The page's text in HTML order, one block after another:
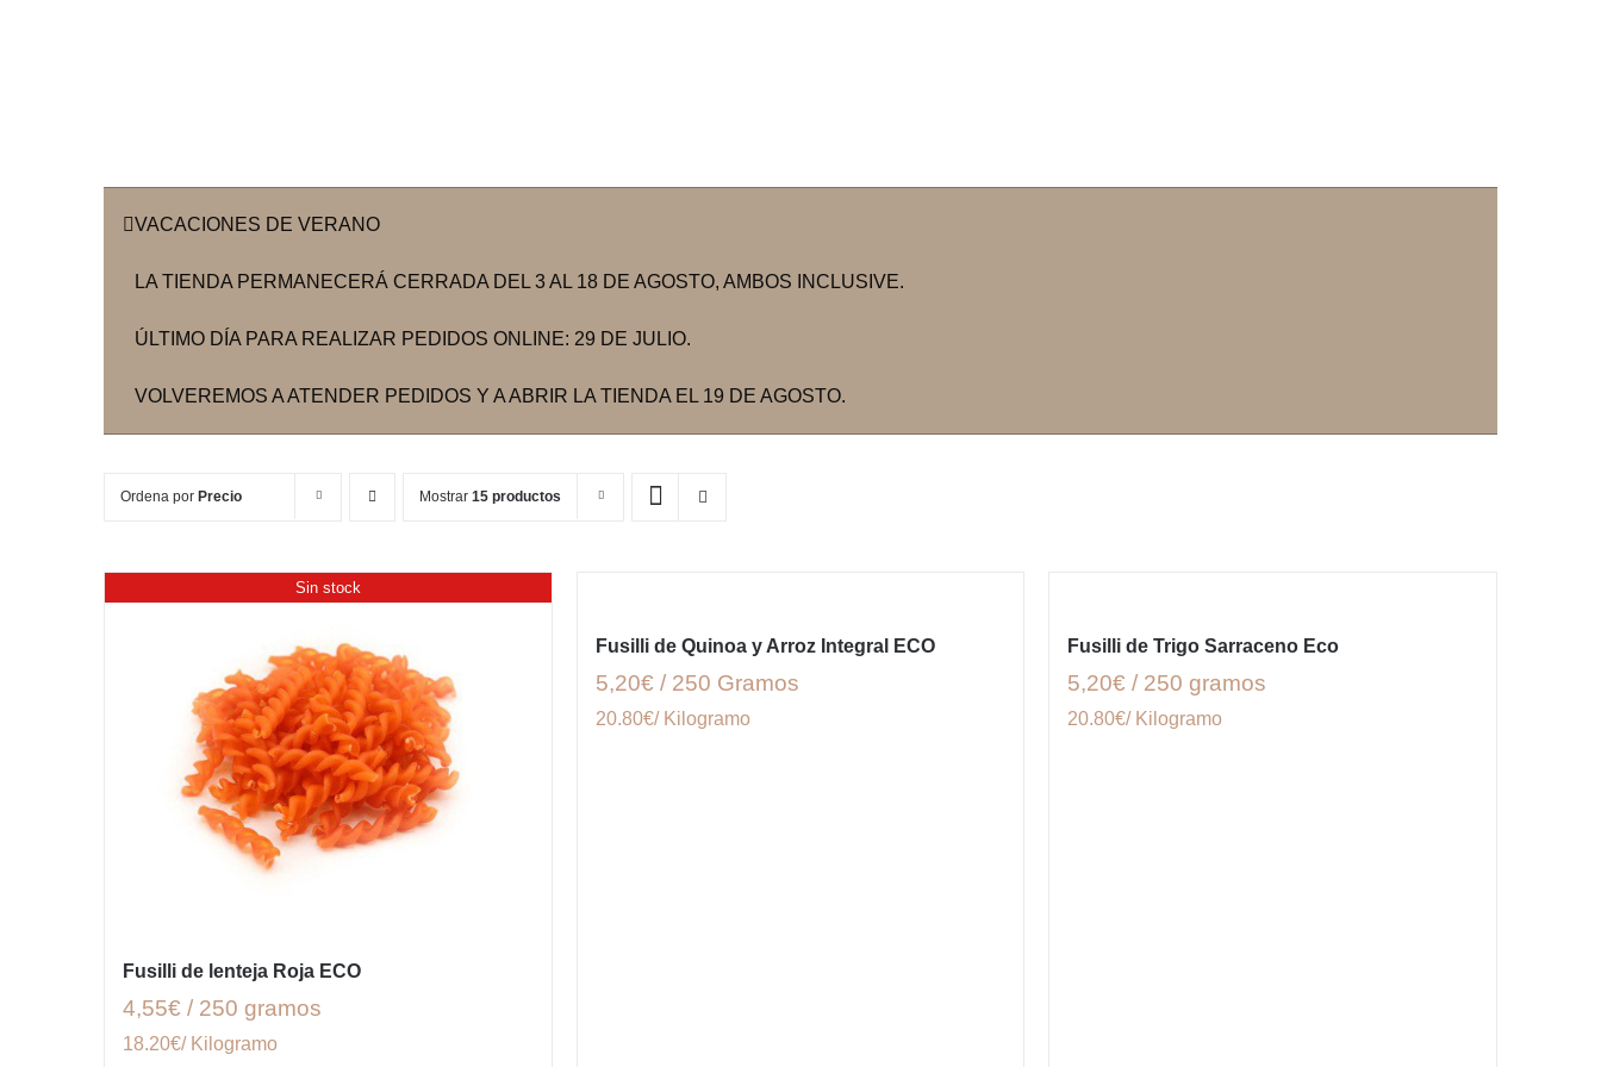
VACACIONES DE VERANO
LA TIENDA PERMANECERÁ CERRADA DEL 3 AL 18 DE AGOSTO, AMBOS INCLUSIVE.
ÚLTIMO DÍA PARA REALIZAR PEDIDOS ONLINE: 29 DE JULIO.
VOLVEREMOS A ATENDER PEDIDOS Y A ABRIR LA TIENDA EL 19 DE AGOSTO.
Ordena por Precio Mostrar 15 productos
Sin stock
Fusilli de lenteja Roja ECO
4,55€ / 250 gramos
18.20€/ Kilogramo
Fusilli de Quinoa y Arroz Integral ECO
5,20€ / 250 Gramos
20.80€/ Kilogramo
Fusilli de Trigo Sarraceno Eco
5,20€ / 250 gramos
20.80€/ Kilogramo